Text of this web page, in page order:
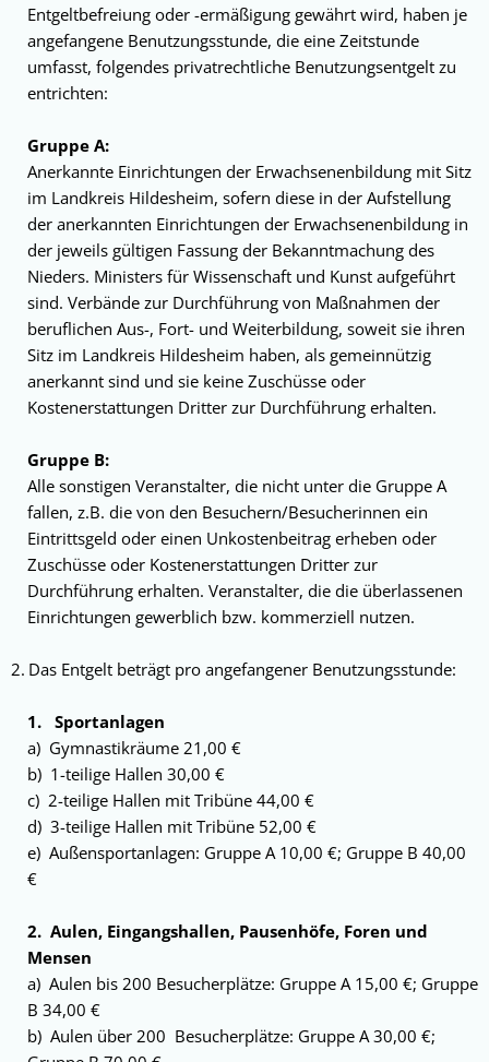
Entgeltbefreiung oder -ermäßigung ge­währt wird, haben je
angefangene Benutzungsstunde, die eine Zeitstunde
umfasst, folgen­des privatrecht­liche Benutzungsentgelt zu
entrichten:
Gruppe A:
Anerkannte Einrichtungen der Erwachsenen­bildung mit Sitz
im Landkreis Hildesheim, sofern diese in der Aufstellung
der anerkannten Einrich­tungen der Erwachsenenbildung in
der je­weils gültigen Fassung der Bekanntmachung des
Nieders. Ministers für Wissenschaft und Kunst auf­geführt
sind. Verbände zur Durchführung von Maßnahmen der
beruflichen Aus-, Fort- und Weiterbildung, soweit sie ihren
Sitz im Landkreis Hildesheim haben, als gemeinnützig
anerkannt sind und sie keine Zuschüsse oder
Kostenerstattungen Dritter zur Durchführung erhalten.
Gruppe B:
Alle sonstigen Veranstalter, die nicht unter die Gruppe A
fallen, z.B. die von den Besu­chern/Besucherinnen ein
Eintrittsgeld oder einen Unkostenbeitrag erheben oder
Zuschüsse oder Kostenerstattungen Dritter zur
Durchführung er­halten. Veranstalter, die die überlassenen
Einrichtungen gewerblich bzw. kommerziell nutzen.
Das Entgelt beträgt pro angefangener Benut­zungsstunde:
1. Sportanlagen
a) Gymnastikräume 21,00 €
b) 1-teilige Hallen 30,00 €
c) 2-teilige Hallen mit Tribüne 44,00 €
d) 3-teilige Hallen mit Tribüne 52,00 €
e) Außensportanlagen: Gruppe A 10,00 €; Gruppe B 40,00
€
2. Aulen, Eingangshallen, Pausenhöfe, Foren und
Mensen
a) Aulen bis 200 Besucherplätze: Gruppe A 15,00 €; Gruppe
B 34,00 €
b) Aulen über 200 Besucherplätze: Gruppe A 30,00 €;